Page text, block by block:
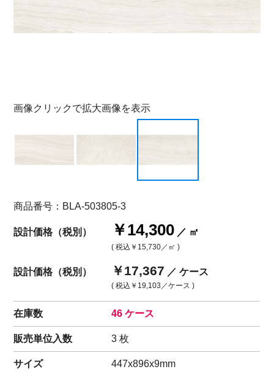
画像クリックで拡大画像を表示
商品番号：BLA-503805-3
設計価格（税別） ￥14,300 ／ ㎡
( 税込 ￥15,730／㎡ )
設計価格（税別） ￥17,367 ／ ケース
( 税込 ￥19,103 ／ケース )
在庫数 46 ケース
販売単位入数 3 枚
サイズ 447x896x9mm